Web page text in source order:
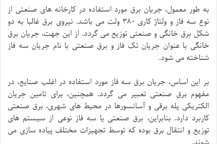
به طور معمول، جریان برق مورد استفاده در کارخانه های صنعتی از
نوع سه فاز و ولتاژ کاری ۳۸۰ ولت می باشد. نیروی برق غالبا به دو
شکل برق خانگی و صنعتی توزیع می گردد. از این جهت، جریان برق
خانگی با عنوان جریان تک فاز و برق صنعتی با نام جریان سه فاز
شناخته می شود.
بر این اساس، جریان برق سه فاز مورد استفاده در اغلب صنایع، در
مفهوم برق صنعتی تعبیر می گردد. همچنین، برای تامین جریان
الکتریکی پله برقی و آسانسورها در محیط های شهری، برق صنعتی
کاربرد دارد. بنابراین، برق صنعتی یا سه فاز نوعی از سیستم های
توزیع و انتقال برق بوده که توسط تجهیزات مختلف پیاده سازی می